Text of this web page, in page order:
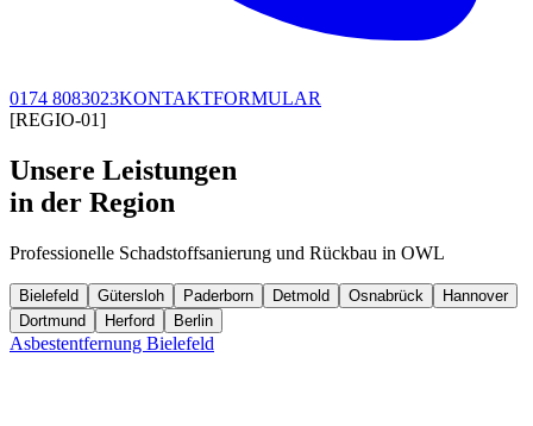
0174 8083023KONTAKTFORMULAR
[REGIO-01]
Unsere Leistungen
in der Region
Professionelle Schadstoffsanierung und Rückbau in OWL
Bielefeld Gütersloh Paderborn Detmold Osnabrück
Hannover
Dortmund
Herford Berlin
Asbestentfernung Bielefeld